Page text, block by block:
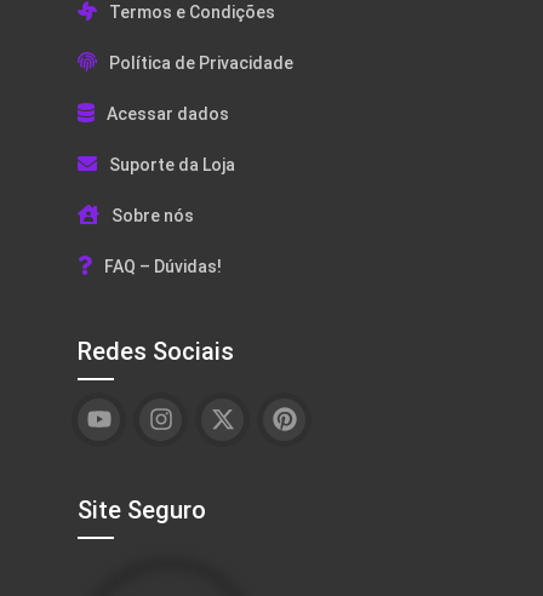
Termos e Condições
Política de Privacidade
Acessar dados
Suporte da Loja
Sobre nós
FAQ – Dúvidas!
Redes Sociais
Site Seguro